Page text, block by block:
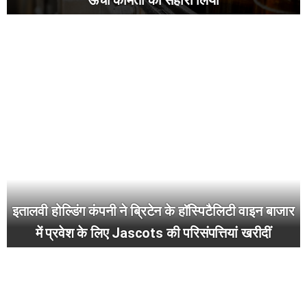
इतालवी होल्डिंग कंपनी ने ब्रिटेन के हॉस्पिटैलिटी वाइन बाजार
में प्रवेश के लिए Jascots की परिसंपत्तियां खरीदीं